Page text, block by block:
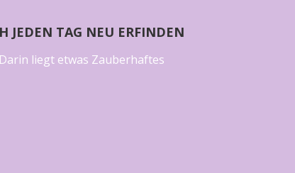
JEDEN TAG NEU ERFINDEN
liegt etwas Zauberhaftes